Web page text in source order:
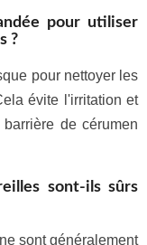
pour utiliser
?
pour nettoyer les
évite l'irritation et
de cérumen
sont-ils sûrs
sont généralement